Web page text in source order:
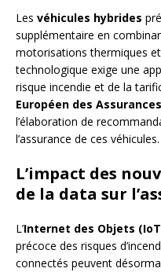
Les véhicules hybrides
supplémentaire en
motorisations thermiques
technologique exige une
risque incendie et de la
Européen des Assurances
l’élaboration de
l’assurance de ces véhicules.
L’impact des
de la data sur
L’Internet des Objets
précoce des risques
connectés peuvent